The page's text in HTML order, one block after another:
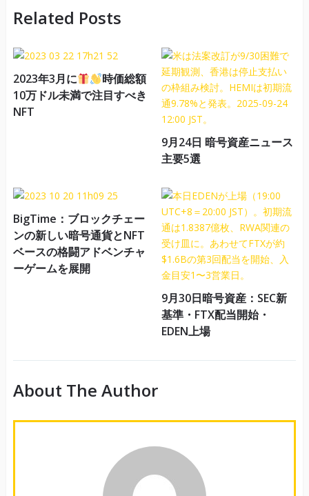
Related Posts
2023年3月に
時価総額
10万ドル未満で注目すべき
NFT
9月24日 暗号資産ニュース
主要5選
BigTime：ブロックチェー
ンの新しい暗号通貨とNFT
ベースの格闘アドベンチャ
ーゲームを展開
9月30日暗号資産：SEC新
基準・FTX配当開始・
EDEN上場
About The Author